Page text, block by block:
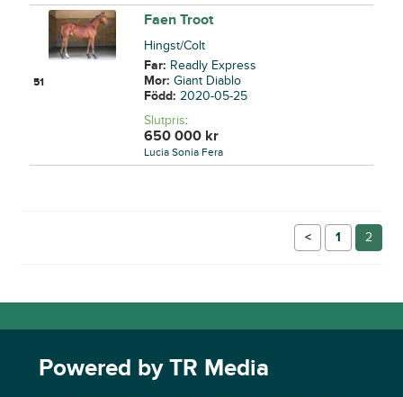
51
Faen Troot
Hingst/Colt
Far: Readly Express
Mor:Giant Diablo
Född:2020-05-25
Slutpris:
650 000 kr
Lucia Sonia Fera
← 1 2
Powered by TR Media